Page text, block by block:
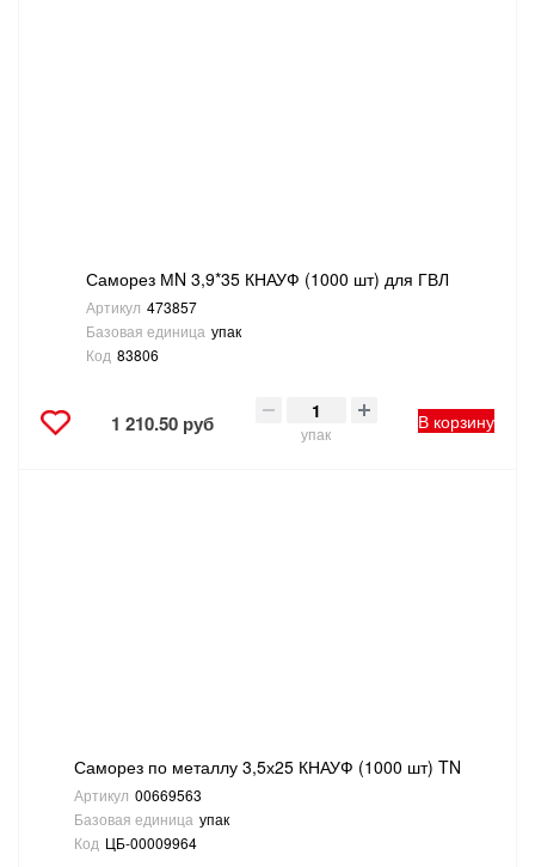
Саморез МN 3,9*35 КНАУФ (1000 шт) для ГВЛ
Артикул 473857
Базовая единица упак
Код 83806
1 210.50 руб упак
В корзину
Саморез по металлу 3,5х25 КНАУФ (1000 шт) TN
Артикул 00669563
Базовая единица упак
Код ЦБ-00009964